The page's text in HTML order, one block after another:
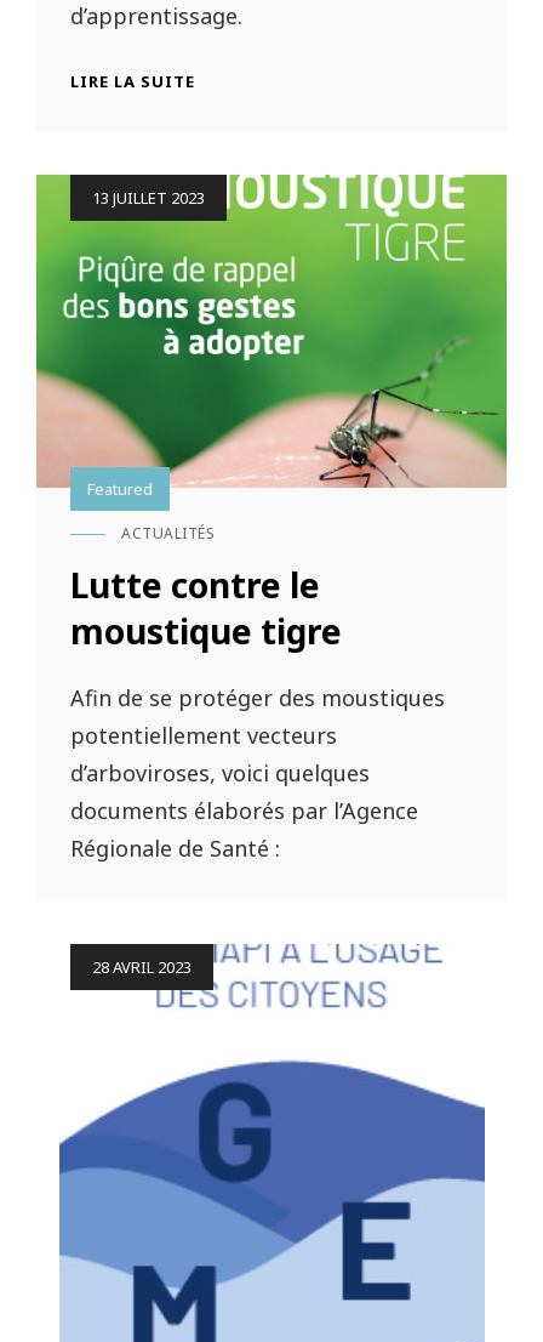
d’apprentissage.
LIRE LA SUITE
LOT
AU
SERVICE
JEUNES
DE
NOTRE
COMMUNAUTÉ
Featured
13 JUILLET 2023
CAT
ACTUALITÉS
Lutte contre le
moustique tigre
Afin de se protéger des moustiques
potentiellement vecteurs
d’arboviroses, voici quelques
documents élaborés par l’Agence
Régionale de Santé :
28 AVRIL 2023